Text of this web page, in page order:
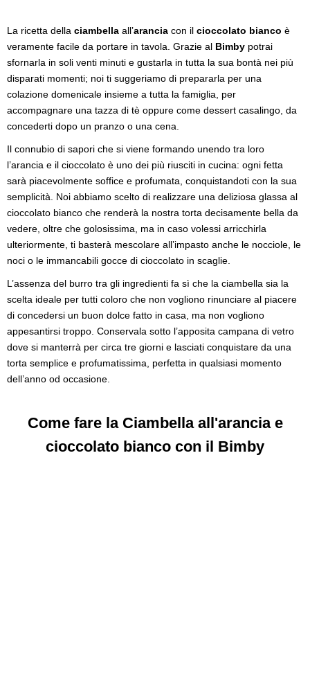
La ricetta della ciambella all’arancia con il cioccolato bianco è
veramente facile da portare in tavola. Grazie al Bimby potrai
sfornarla in soli venti minuti e gustarla in tutta la sua bontà nei più
disparati momenti; noi ti suggeriamo di prepararla per una
colazione domenicale insieme a tutta la famiglia, per
accompagnare una tazza di tè oppure come dessert casalingo, da
concederti dopo un pranzo o una cena.
Il connubio di sapori che si viene formando unendo tra loro
l’arancia e il cioccolato è uno dei più riusciti in cucina: ogni fetta
sarà piacevolmente soffice e profumata, conquistandoti con la sua
semplicità. Noi abbiamo scelto di realizzare una deliziosa glassa al
cioccolato bianco che renderà la nostra torta decisamente bella da
vedere, oltre che golosissima, ma in caso volessi arricchirla
ulteriormente, ti basterà mescolare all’impasto anche le nocciole, le
noci o le immancabili gocce di cioccolato in scaglie.
L’assenza del burro tra gli ingredienti fa sì che la ciambella sia la
scelta ideale per tutti coloro che non vogliono rinunciare al piacere
di concedersi un buon dolce fatto in casa, ma non vogliono
appesantirsi troppo. Conservala sotto l’apposita campana di vetro
dove si manterrà per circa tre giorni e lasciati conquistare da una
torta semplice e profumatissima, perfetta in qualsiasi momento
dell’anno od occasione.
Come fare la Ciambella all'arancia e
cioccolato bianco con il Bimby